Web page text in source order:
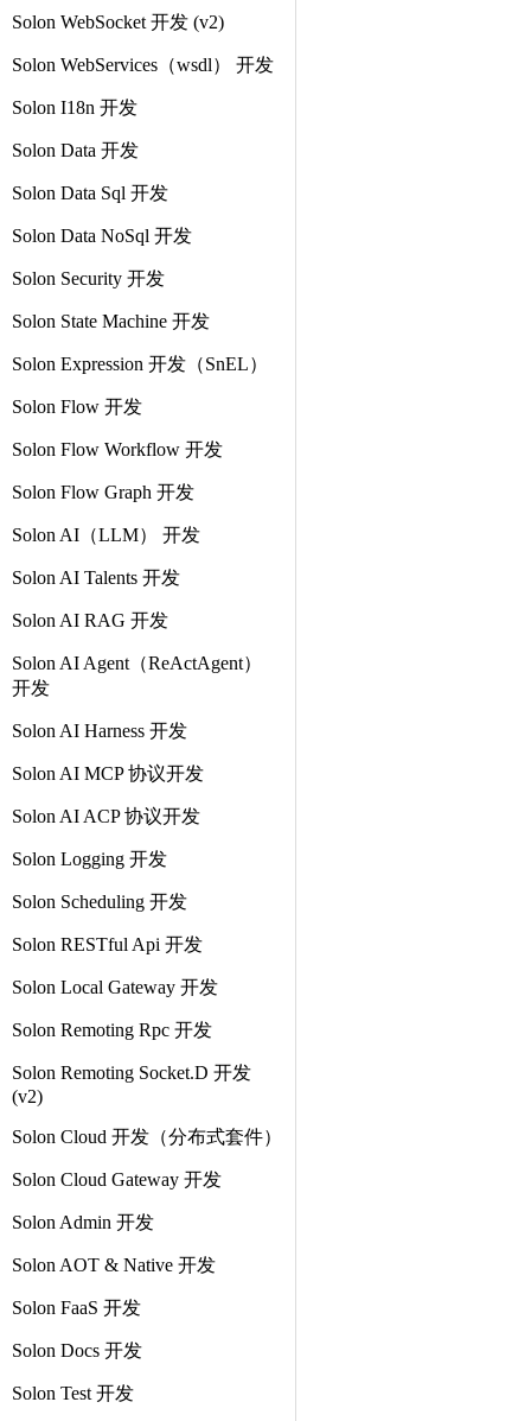
Solon WebSocket 开发 (v2)
Solon WebServices（wsdl） 开发
Solon I18n 开发
Solon Data 开发
Solon Data Sql 开发
Solon Data NoSql 开发
Solon Security 开发
Solon State Machine 开发
Solon Expression 开发（SnEL）
Solon Flow 开发
Solon Flow Workflow 开发
Solon Flow Graph 开发
Solon AI（LLM） 开发
Solon AI Talents 开发
Solon AI RAG 开发
Solon AI Agent（ReActAgent）
开发
Solon AI Harness 开发
Solon AI MCP 协议开发
Solon AI ACP 协议开发
Solon Logging 开发
Solon Scheduling 开发
Solon RESTful Api 开发
Solon Local Gateway 开发
Solon Remoting Rpc 开发
Solon Remoting Socket.D 开发
(v2)
Solon Cloud 开发（分布式套件）
Solon Cloud Gateway 开发
Solon Admin 开发
Solon AOT & Native 开发
Solon FaaS 开发
Solon Docs 开发
Solon Test 开发